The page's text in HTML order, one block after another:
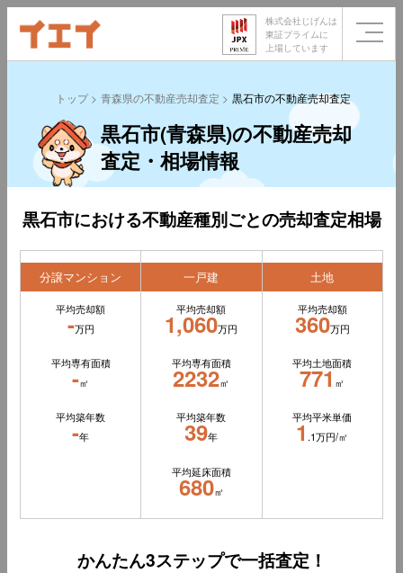
株式会社じげんは
東証プライムに
上場しています
トップ 青森県の不動産売却査定 黒石市の不動産売却査定
黒石市(青森県)の不動産売却
査定・相場情報
黒石市における不動産種別ごとの売却査定相場
分譲マンション
平均売却額
-万円
平均専有面積
-㎡
平均築年数
-年
一戸建
平均売却額
1,060万円
平均専有面積
2232㎡
平均築年数
39年
平均延床面積
680㎡
土地
平均売却額
360万円
平均土地面積
771㎡
平均平米単価
1 .1万円/㎡
かんたん3ステップで一括査定！